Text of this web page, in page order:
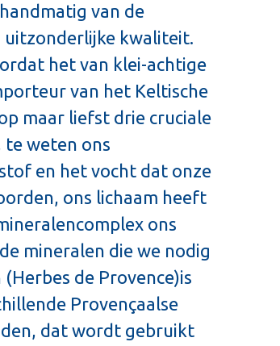
van de
uitzonderlijke kwaliteit.
het van klei-achtige
van het Keltische
maar liefst drie cruciale
te weten ons
en het vocht dat onze
ons lichaam heeft
ons
mineralen die we nodig
de Provence)is
Provençaalse
dat wordt gebruikt